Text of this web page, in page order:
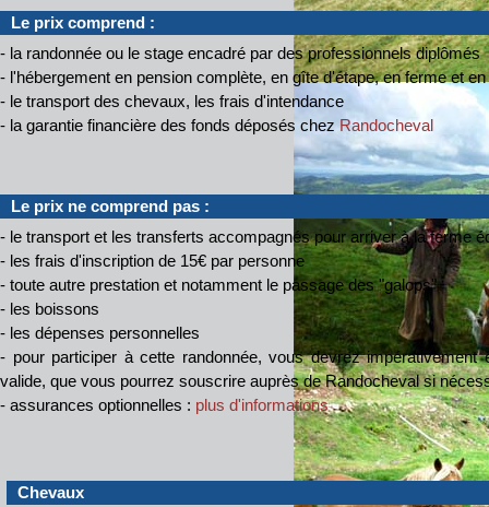
Le prix comprend :
- la randonnée ou le stage encadré par des professionnels diplômés
- l'hébergement en pension complète, en gîte d'étape, en ferme et
- le transport des chevaux, les frais d'intendance
- la garantie financière des fonds déposés chezRandocheval
Le prix ne comprend pas :
- le transport et les transferts accompagnés pour arriver à la ferme
- les frais d'inscription de 15€ par personne
- toute autre prestation et notamment le passage des "galops"
- les boissons
- les dépenses personnelles
- pour participer à cette randonnée, vous devrez impérativement
valide, que vous pourrez souscrire auprès de Randocheval si
- assurances optionnelles : plus d'informations
Chevaux